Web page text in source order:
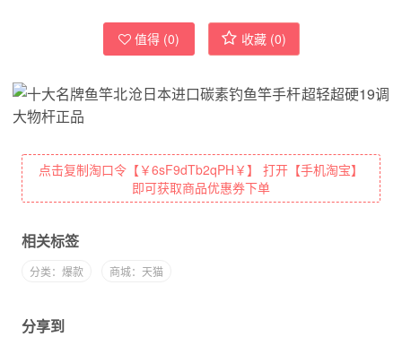
值得 (0) 收藏 (0)
点击复制淘口令【￥6sF9dTb2qPH￥】 打开【手机淘宝】
即可获取商品优惠券下单
相关标签
分类：爆款 商城：天猫
分享到